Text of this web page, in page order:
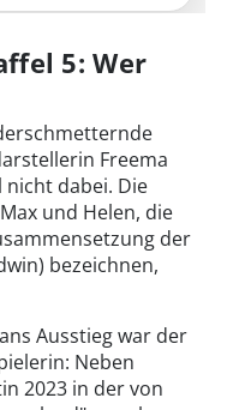
5: Wer
Freema
nicht dabei. Die
und Helen, die
der
bezeichnen,
Ausstieg war der
Neben
2023 in der von